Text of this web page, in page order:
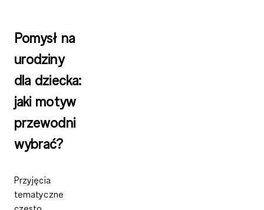
Pomysł na
urodziny
dla dziecka:
jaki motyw
przewodni
wybrać?
Przyjęcia
tematyczne